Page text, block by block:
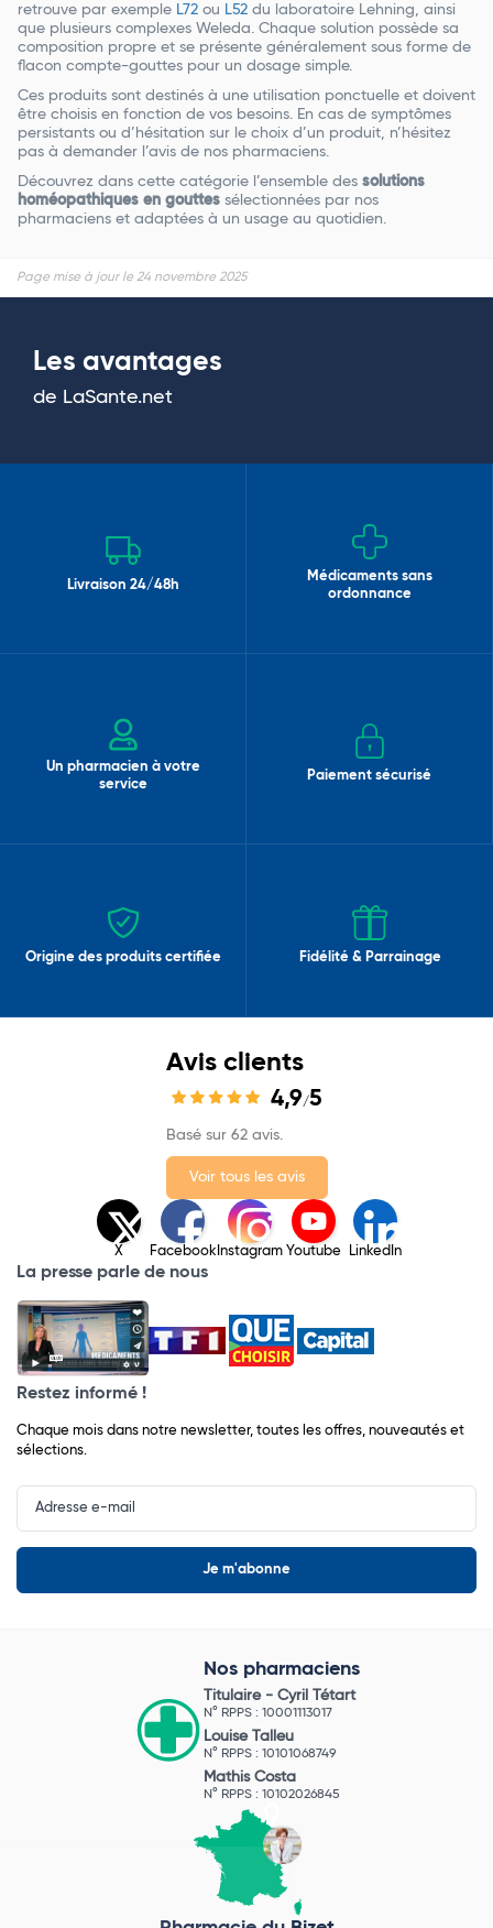
retrouve par exemple L72 ou L52 du laboratoire Lehning, ainsi
que plusieurs complexes Weleda. Chaque solution possède sa
composition propre et se présente généralement sous forme de
flacon compte-gouttes pour un dosage simple.
Ces produits sont destinés à une utilisation ponctuelle et doivent
être choisis en fonction de vos besoins. En cas de symptômes
persistants ou d’hésitation sur le choix d’un produit, n’hésitez
pas à demander l’avis de nos pharmaciens.
Découvrez dans cette catégorie l’ensemble des solutions
homéopathiques en gouttes sélectionnées par nos
pharmaciens et adaptées à un usage au quotidien.
Page mise à jour le 24 novembre 2025
Les avantages
de LaSante.net
Livraison 24/48h
Médicaments sans
ordonnance
Un pharmacien à votre
service
Paiement sécurisé
Origine des produits certifiée Fidélité & Parrainage
Avis clients
4,9/5
Basé sur 62 avis.
Voir tous les avis
X Facebook Instagram Youtube LinkedIn
La presse parle de nous
Restez informé !
Chaque mois dans notre newsletter, toutes les offres, nouveautés et
sélections.
Input
Newsletter
Nos pharmaciens
Titulaire - Cyril Tétart
N° RPPS : 10001113017
Louise Talleu
N° RPPS : 10101068749
Mathis Costa
N° RPPS : 10102026845